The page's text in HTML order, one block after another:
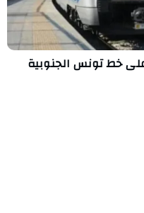
خط تونس الجنوبية